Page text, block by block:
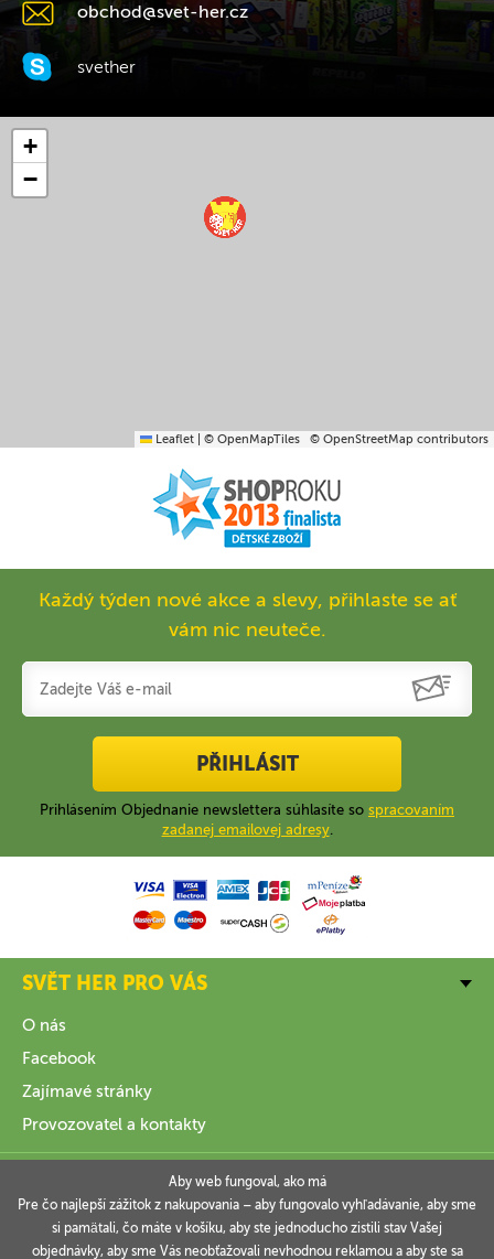
obchod@svet-her.cz
svether
+
−
Leaflet © OpenMapTiles © OpenStreetMap contributors
Každý týden nové akce a slevy, přihlaste se ať
vám nic neuteče.
PŘIHLÁSIT
Prihlásením Objednanie newslettera súhlasíte so spracovaním
zadanej emailovej adresy.
SVĚT HER PRO VÁS
O nás
Facebook
Zajímavé stránky
Provozovatel a kontakty
INFORMACE
Aby web fungoval, ako má
Pre čo najlepší zážitok z nakupovania – aby fungovalo vyhľadávanie, aby sme
si pamätali, čo máte v košíku, aby ste jednoducho zistili stav Vašej
objednávky, aby sme Vás neobťažovali nevhodnou reklamou a aby ste sa